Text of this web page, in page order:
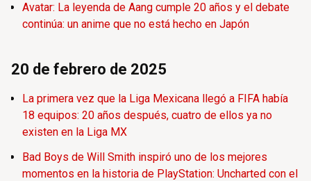
Avatar: La leyenda de Aang cumple 20 años y el debate
continúa: un anime que no está hecho en Japón
20 de febrero de 2025
La primera vez que la Liga Mexicana llegó a FIFA había
18 equipos: 20 años después, cuatro de ellos ya no
existen en la Liga MX
Bad Boys de Will Smith inspiró uno de los mejores
momentos en la historia de PlayStation: Uncharted con el